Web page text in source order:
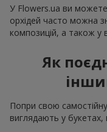
У Flowers.ua ви можете
орхідей часто можна
композицій, а також у
Як
Попри свою
виглядають у букетах,